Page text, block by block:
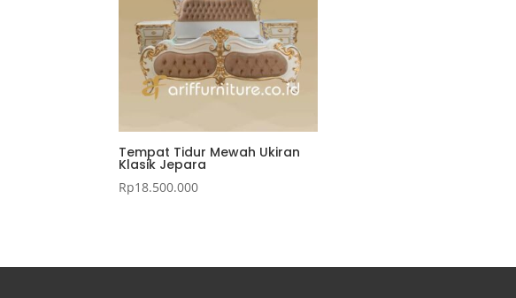
Tempat Tidur Mewah Ukiran
Klasik Jepara
Rp18.500.000